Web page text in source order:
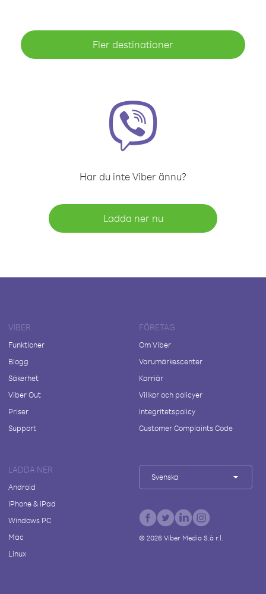
Fler destinationer
Har du inte Viber ännu?
Ladda ner nu
VIBER
Funktioner
Blogg
Säkerhet
Viber Out
Priser
Support
FÖRETAG
Om Viber
Varumärkescenter
Karriär
Villkor och policyer
Integritetspolicy
Customer Complaints Code
LADDA NER
Android
iPhone & iPad
Windows PC
Mac
Linux
Svenska
© 2026Viber Media S.à r.l.